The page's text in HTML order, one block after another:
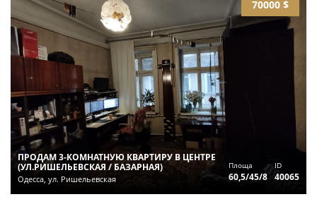
70000 $
ПРОДАМ 3-КОМНАТНУЮ КВАРТИРУ В ЦЕНТРЕ
(УЛ.РИШЕЛЬЕВСКАЯ / БАЗАРНАЯ)
Одесса, ул. Ришельевская
Площа
60,5/45/8
ID
40065